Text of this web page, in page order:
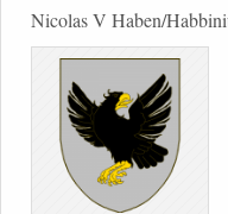
Nicolas V Haben/